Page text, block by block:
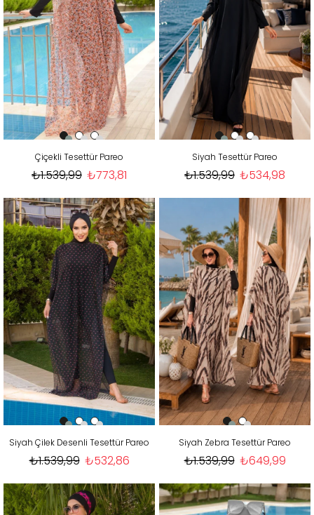
Çiçekli Tesettür Pareo
₺773,81
₺1.539,99
Siyah Tesettür Pareo
₺534,98
₺1.539,99
Siyah Çilek Desenli Tesettür Pareo
₺532,86
₺1.539,99
Siyah Zebra Tesettür Pareo
₺649,99
₺1.539,99